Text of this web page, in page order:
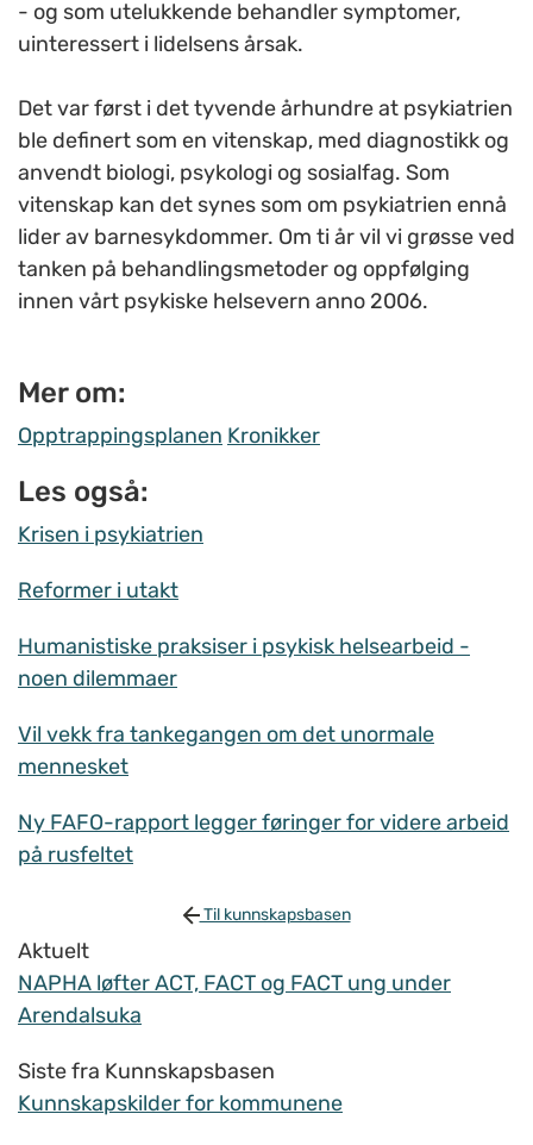
- og som utelukkende behandler symptomer,
uinteressert i lidelsens årsak.
Det var først i det tyvende århundre at psykiatrien
ble definert som en vitenskap, med diagnostikk og
anvendt biologi, psykologi og sosialfag. Som
vitenskap kan det synes som om psykiatrien ennå
lider av barnesykdommer. Om ti år vil vi grøsse ved
tanken på behandlingsmetoder og oppfølging
innen vårt psykiske helsevern anno 2006.
Mer om:
Opptrappingsplanen Kronikker
Les også:
Krisen i psykiatrien
Reformer i utakt
Humanistiske praksiser i psykisk helsearbeid -
noen dilemmaer
Vil vekk fra tankegangen om det unormale
mennesket
Ny FAFO-rapport legger føringer for videre arbeid
på rusfeltet
Til kunnskapsbasen
Aktuelt
NAPHA løfter ACT, FACT og FACT ung under
Arendalsuka
Siste fra Kunnskapsbasen
Kunnskapskilder for kommunene